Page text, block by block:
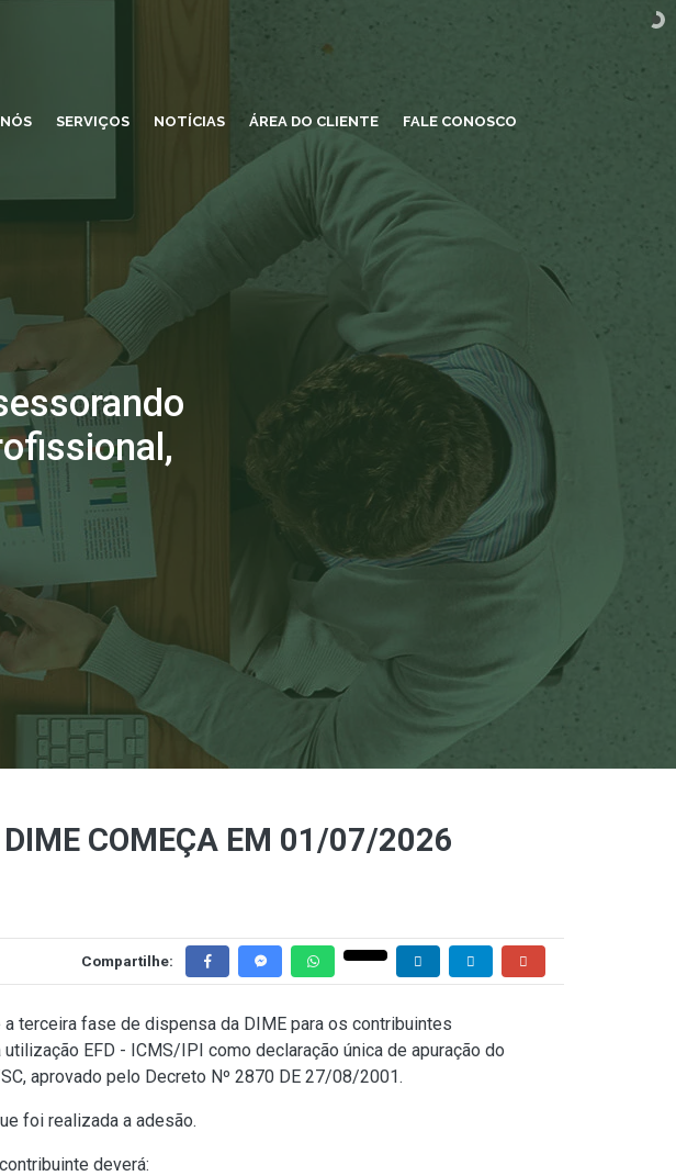
SERVIÇOS NOTÍCIAS ÁREA DO CLIENTE FALE CONOSCO
DIME COMEÇA EM 01/07/2026
Compartilhe:
terceira fase de dispensa da DIME para os contribuintes
EFD - ICMS/IPI como declaração única de apuração do
aprovado pelo Decreto Nº 2870 DE 27/08/2001.
foi realizada a adesão.
deverá: